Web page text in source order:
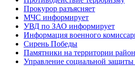
Прокурор разъясняет
МЧС информирует
УВД по ЗАО информирует
Информация военного
Сирень Победы
Памятники на территории
Управление социальной